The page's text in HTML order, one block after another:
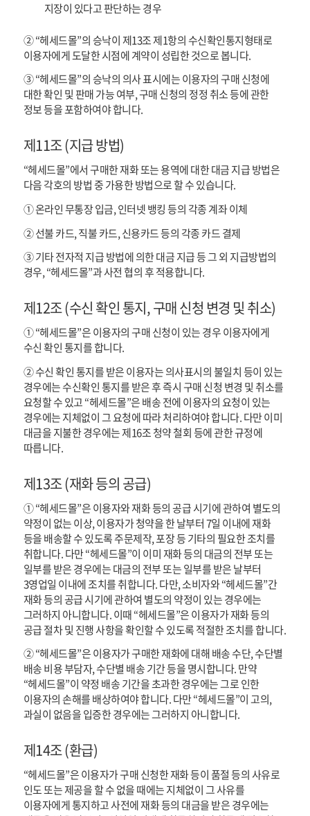
지장이 있다고 판단하는 경우
② “헤세드몰”의 승낙이 제13조 제1항의 수신확인통지형태로
이용자에게 도달한 시점에 계약이 성립한 것으로 봅니다.
③ “헤세드몰”의 승낙의 의사 표시에는 이용자의 구매 신청에
대한 확인 및 판매 가능 여부, 구매 신청의 정정 취소 등에 관한
정보 등을 포함하여야 합니다.
제11조 (지급 방법)
“헤세드몰”에서 구매한 재화 또는 용역에 대한 대금 지급 방법은
다음 각호의 방법 중 가용한 방법으로 할 수 있습니다.
① 온라인 무통장 입금, 인터넷 뱅킹 등의 각종 계좌 이체
② 선불 카드, 직불 카드, 신용카드 등의 각종 카드 결제
③ 기타 전자적 지급 방법에 의한 대금 지급 등 그 외 지급방법의
경우, “헤세드몰”과 사전 협의 후 적용합니다.
제12조 (수신 확인 통지, 구매 신청 변경 및 취소)
① “헤세드몰”은 이용자의 구매 신청이 있는 경우 이용자에게
수신 확인 통지를 합니다.
② 수신 확인 통지를 받은 이용자는 의사표시의 불일치 등이 있는
경우에는 수신확인 통지를 받은 후 즉시 구매 신청 변경 및 취소를
요청할 수 있고 “헤세드몰”은 배송 전에 이용자의 요청이 있는
경우에는 지체없이 그 요청에 따라 처리하여야 합니다. 다만 이미
대금을 지불한 경우에는 제16조 청약 철회 등에 관한 규정에
따릅니다.
제13조 (재화 등의 공급)
① “헤세드몰”은 이용자와 재화 등의 공급 시기에 관하여 별도의
약정이 없는 이상, 이용자가 청약을 한 날부터 7일 이내에 재화
등을 배송할 수 있도록 주문제작, 포장 등 기타의 필요한 조치를
취합니다. 다만 “헤세드몰”이 이미 재화 등의 대금의 전부 또는
일부를 받은 경우에는 대금의 전부 또는 일부를 받은 날부터
3영업일 이내에 조치를 취합니다. 다만, 소비자와 “헤세드몰”간
재화 등의 공급 시기에 관하여 별도의 약정이 있는 경우에는
그러하지 아니합니다. 이때 “헤세드몰”은 이용자가 재화 등의
공급 절차 및 진행 사항을 확인할 수 있도록 적절한 조치를 합니다.
② “헤세드몰”은 이용자가 구매한 재화에 대해 배송 수단, 수단별
배송 비용 부담자, 수단별 배송 기간 등을 명시합니다. 만약
“헤세드몰”이 약정 배송 기간을 초과한 경우에는 그로 인한
이용자의 손해를 배상하여야 합니다. 다만 “헤세드몰”이 고의,
과실이 없음을 입증한 경우에는 그러하지 아니합니다.
제14조 (환급)
“헤세드몰”은 이용자가 구매 신청한 재화 등이 품절 등의 사유로
인도 또는 제공을 할 수 없을 때에는 지체없이 그 사유를
이용자에게 통지하고 사전에 재화 등의 대금을 받은 경우에는